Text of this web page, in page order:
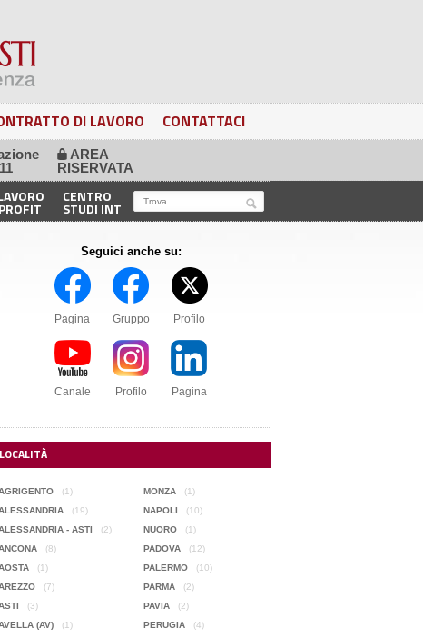
DI LAVORO CONTATTACI
🔒 AREA
RISERVATA
CENTRO
STUDI INT
Seguici anche su:
Pagina Gruppo Profilo
Canale Profilo Pagina
LOCALITÀ
(1)
(19)
- ASTI
(2)
(8)
(1)
(7)
(3)
AVELLA (AV)
(1)
MONZA
(1)
NAPOLI
(10)
NUORO
(1)
PADOVA
(12)
PALERMO
(10)
PARMA
(2)
PAVIA
(2)
PERUGIA
(4)